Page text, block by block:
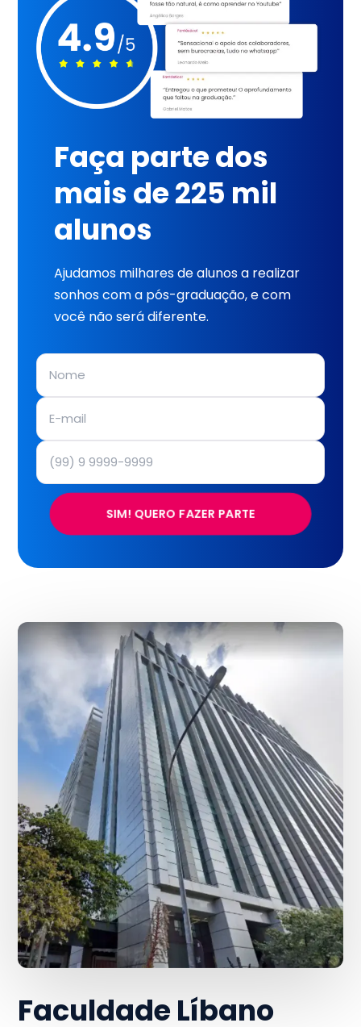
Faça parte dos
mais de 225 mil
alunos
Ajudamos milhares de alunos a realizar
sonhos com a pós-graduação, e com
você não será diferente.
SIM! QUERO FAZER PARTE
Faculdade Líbano